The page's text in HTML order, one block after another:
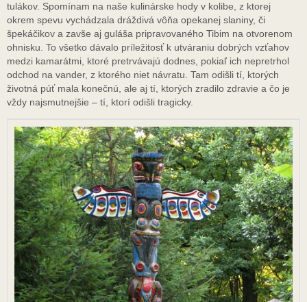
tulákov. Spomínam na naše kulinárske hody v kolibe, z ktorej
okrem spevu vychádzala dráždivá vôňa opekanej slaniny, či
špekáčikov a zavše aj guláša pripravovaného Tibim na otvorenom
ohnisku. To všetko dávalo príležitosť k utváraniu dobrých vzťahov
medzi kamarátmi, ktoré pretrvávajú dodnes, pokiaľ ich nepretrhol
odchod na vander, z ktorého niet návratu. Tam odišli tí, ktorých
životná púť mala konečnú, ale aj tí, ktorých zradilo zdravie a čo je
vždy najsmutnejšie – tí, ktorí odišli tragicky.